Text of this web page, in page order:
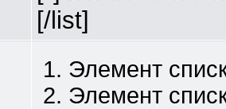
[/list]
Элемент
Элемент